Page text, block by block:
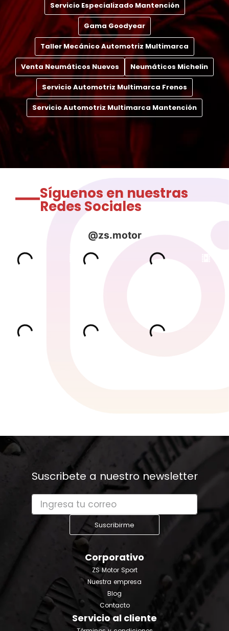
Servicio Especializado Mantención
Gama Goodyear
Taller Mecánico Automotriz Multimarca
Venta Neumáticos Nuevos Neumáticos Michelin
Servicio Automotriz Multimarca Frenos
Servicio Automotriz Multimarca Mantención
Síguenos en nuestras
Redes Sociales
Suscribete a nuestro newsletter
Suscribirme
Corporativo
ZS Motor Sport
Nuestra empresa
Blog
Contacto
Servicio al cliente